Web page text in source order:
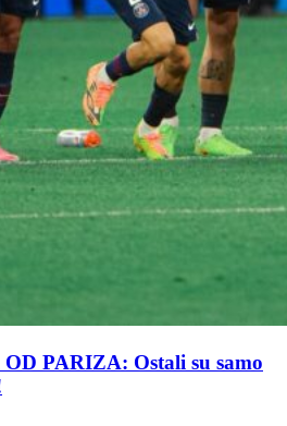
PARIZA: Ostali su samo